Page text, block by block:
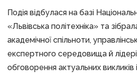
Подія відбулася на базі
«Львівська політехніка» та
академічної спільноти,
експертного середовища й
обговорення актуальних викликів